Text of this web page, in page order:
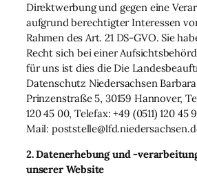
Direktwerbung und gegen eine
aufgrund berechtigter Interessen
Rahmen des Art. 21 DS-GVO. Sie
Recht sich bei einer
für uns ist dies die Die
Datenschutz Niedersachsen
Prinzenstraße 5, 30159 Hannover,
120 45 00, Telefax: +49 (0511) 120 45
Mail:
2. Datenerhebung und -
unserer Website